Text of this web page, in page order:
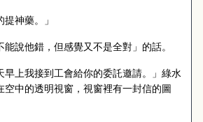
神藥。」
說他錯，但感覺又不是全對」的話。
上我接到工會給你的委託邀請。」綠水
空中的透明視窗，視窗裡有一封信的圖